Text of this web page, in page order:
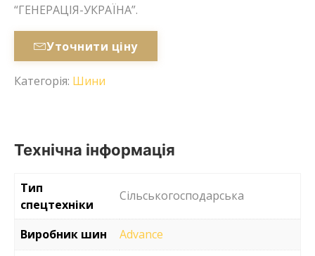
“ГЕНЕРАЦІЯ-УКРАЇНА”.
Уточнити ціну
Категорія: Шини
Технічна інформація
Тип
спецтехніки
Сільськогосподарська
Виробник шин
Advance